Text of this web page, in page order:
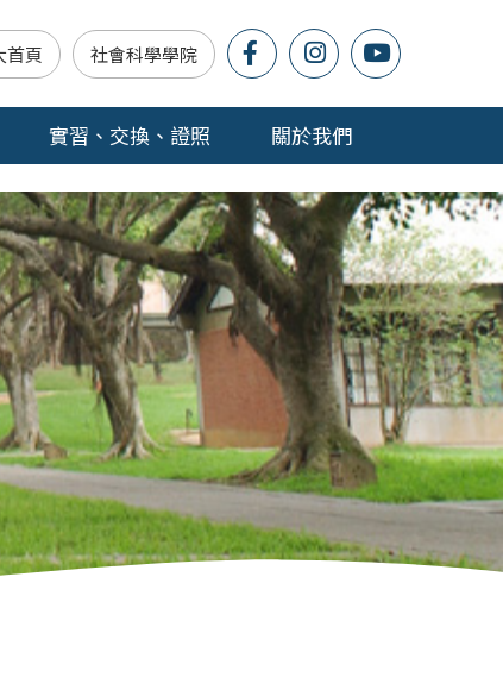
首頁 社會科學學院
實習、交換、證照 關於我們